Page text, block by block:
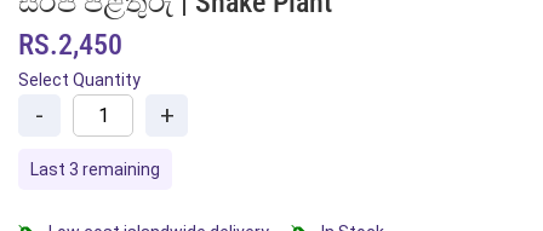
RS.2,450
Select Quantity
- +
Last 3 remaining